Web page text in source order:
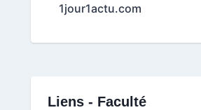
1jour1actu.com
Liens - Faculté